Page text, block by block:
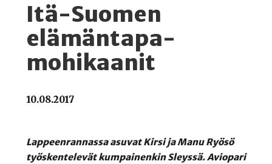
Itä-Suomen
elämäntapa-
mohikaanit
10.08.2017
Lappeenrannassa asuvat Kirsi ja Manu Ryösö
työskentelevät kumpainenkin Sleyssä. Aviopari